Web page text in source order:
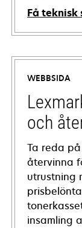
Få teknisk
opens
in
new
tab
WEBBSIDA
och
Ta reda
återvinna
utrustning
insamling